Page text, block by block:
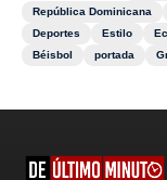
República Dominicana
Deportes
Estilo
Béisbol
portada